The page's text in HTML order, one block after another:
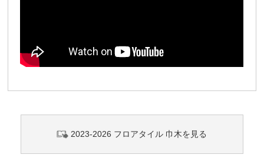
2023-2026 フロアタイル 巾木を見る